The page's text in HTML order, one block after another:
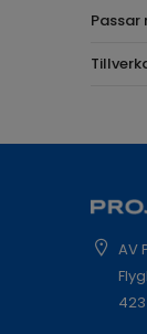
Passar
AV